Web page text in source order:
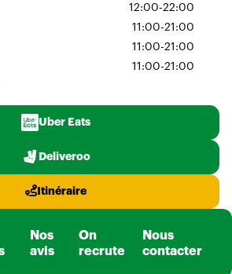
12:00-22:00
11:00-21:00
11:00-21:00
11:00-21:00
Uber Eats
Deliveroo
Itinéraire
Nos
avis
On
recrute
Nous
contacter